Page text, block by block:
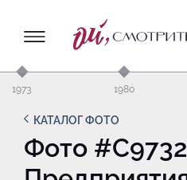
1973 1980
КАТАЛОГ ФОТО
Фото